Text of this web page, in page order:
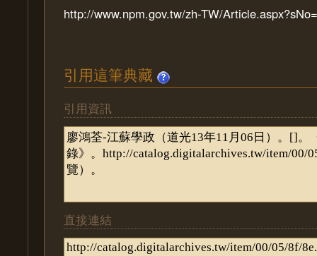
http://www.npm.gov.tw/zh-TW/
引用這筆典藏
引用資訊
直接連結